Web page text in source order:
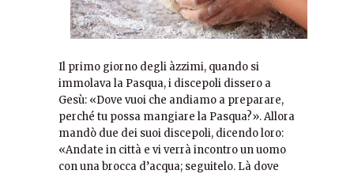
Il primo giorno degli àzzimi, quando si
immolava la Pasqua, i discepoli dissero a
Gesù: «Dove vuoi che andiamo a preparare,
perché tu possa mangiare la Pasqua?». Allora
mandò due dei suoi discepoli, dicendo loro:
«Andate in città e vi verrà incontro un uomo
con una brocca d’acqua; seguitelo. Là dove